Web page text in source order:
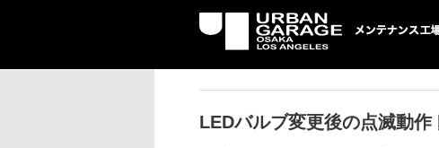
UG メンテナンス
LEDバルブ変更後の点滅動